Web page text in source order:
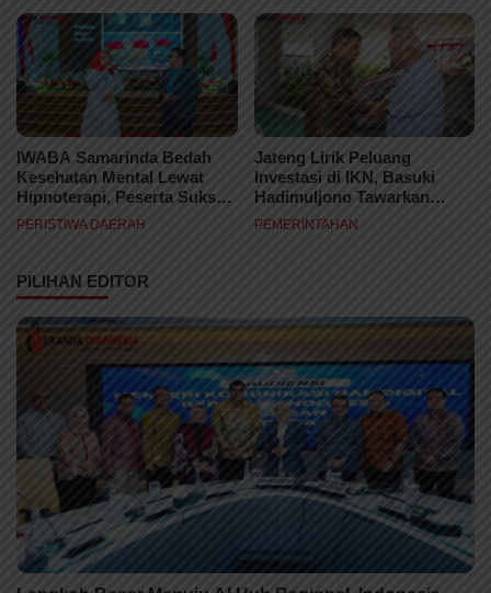
IWABA Samarinda Bedah
Kesehatan Mental Lewat
Hipnoterapi, Peserta Sukses
Sembuhkan Fobia Ular di
PERISTIWA DAERAH
Jateng Lirik Peluang
Investasi di IKN, Basuki
Hadimuljono Tawarkan
Insentif Fiskal Bagi Calon
PEMERINTAHAN
PILIHAN EDITOR